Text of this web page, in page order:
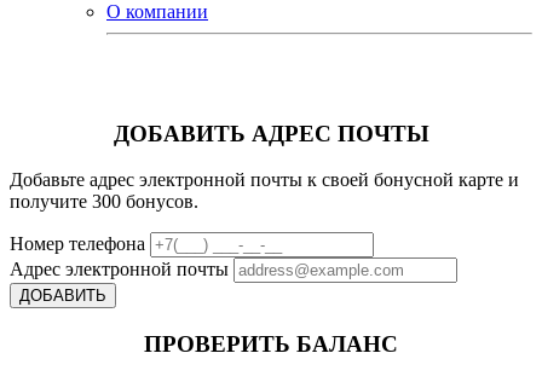
О компании
ДОБАВИТЬ АДРЕС ПОЧТЫ
Добавьте адрес электронной почты к своей бонусной карте и
получите 300 бонусов.
Номер телефона
Адрес электронной почты
ДОБАВИТЬ
ПРОВЕРИТЬ БАЛАНС